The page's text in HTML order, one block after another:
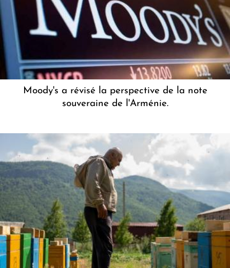
Moody's a révisé la perspective de la note
souveraine de l'Arménie.